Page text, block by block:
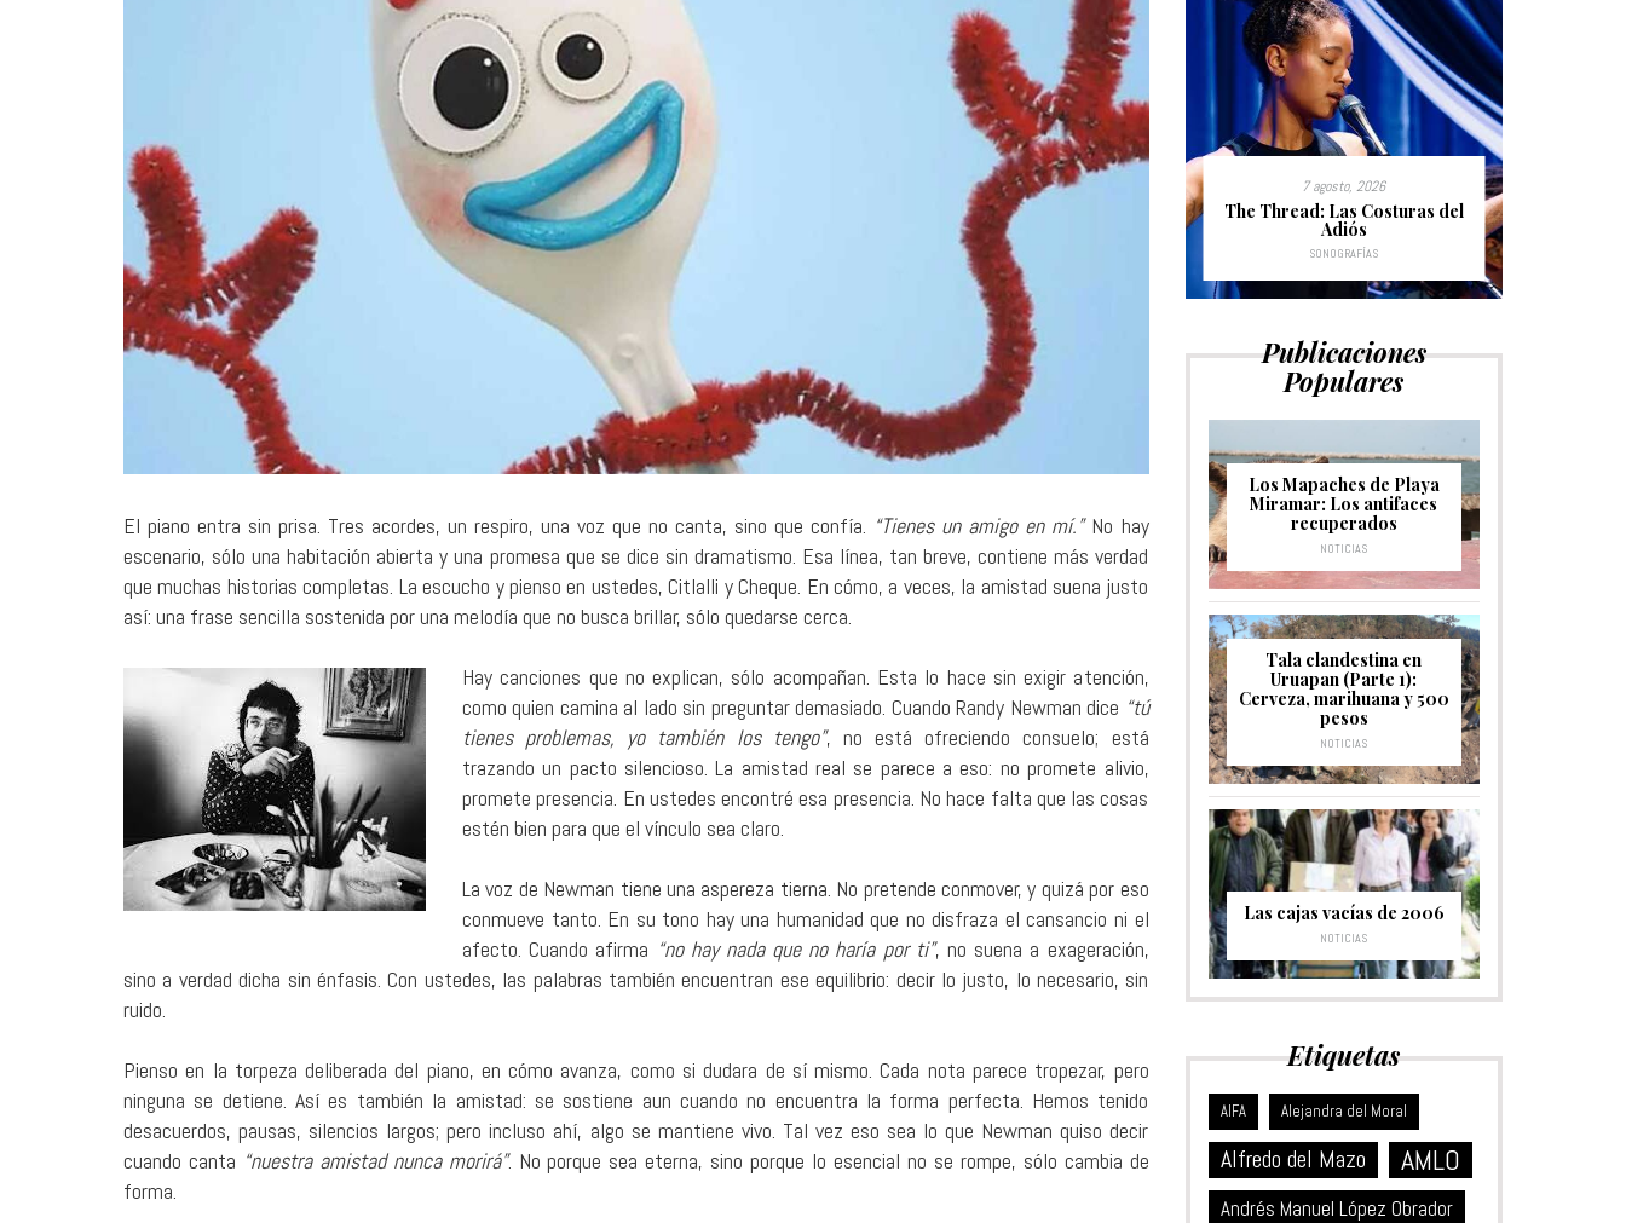
El piano entra sin prisa. Tres acordes, un respiro, una voz que no canta, sino que confía. “Tienes un amigo en mí.”No hay
escenario, sólo una habitación abierta y una promesa que se dice sin dramatismo. Esa línea, tan breve, contiene más verdad
que muchas historias completas. La escucho y pienso en ustedes, Citlalli y Cheque. En cómo, a veces, la amistad suena justo
así: una frase sencilla sostenida por una melodía que no busca brillar, sólo quedarse cerca.
Hay canciones que no explican, sólo acompañan. Esta lo hace sin exigir atención,
como quien camina al lado sin preguntar demasiado. Cuando Randy Newman dice “tú
tienes problemas, yo también los tengo”, no está ofreciendo consuelo; está
trazando un pacto silencioso. La amistad real se parece a eso: no promete alivio,
promete presencia. En ustedes encontré esa presencia. No hace falta que las cosas
estén bien para que el vínculo sea claro.
La voz de Newman tiene una aspereza tierna. No pretende conmover, y quizá por eso
conmueve tanto. En su tono hay una humanidad que no disfraza el cansancio ni el
afecto. Cuando afirma “no hay nada que no haría por ti”, no suena a exageración,
sino a verdad dicha sin énfasis. Con ustedes, las palabras también encuentran ese equilibrio: decir lo justo, lo necesario, sin
ruido.
Pienso en la torpeza deliberada del piano, en cómo avanza, como si dudara de sí mismo. Cada nota parece tropezar, pero
ninguna se detiene. Así es también la amistad: se sostiene aun cuando no encuentra la forma perfecta. Hemos tenido
desacuerdos, pausas, silencios largos; pero incluso ahí, algo se mantiene vivo. Tal vez eso sea lo que Newman quiso decir
cuando canta “nuestra amistad nunca morirá”. No porque sea eterna, sino porque lo esencial no se rompe, sólo cambia de
forma.
1 agosto, 2026
Santa Fe: pecadores sin
nombre
31 julio, 2026
Time will be a healer: un lugar
donde el éxito no significa nada
SONOGRAFÍAS
8 agosto, 2026
Slightly Out of Reach:
Ligeramente estúpidos
MÚSICA
7 agosto, 2026
The Thread: Las Costuras del
Adiós
SONOGRAFÍAS
Publicaciones
Populares
Los Mapaches de Playa
Miramar: Los antifaces
recuperados
NOTICIAS
Tala clandestina en
Uruapan (Parte 1):
Cerveza, marihuana y 500
pesos
NOTICIAS
Las cajas vacías de 2006
NOTICIAS
Etiquetas
AIFA Alejandra del Moral
Alfredo del Mazo AMLO
Andrés Manuel López Obrador